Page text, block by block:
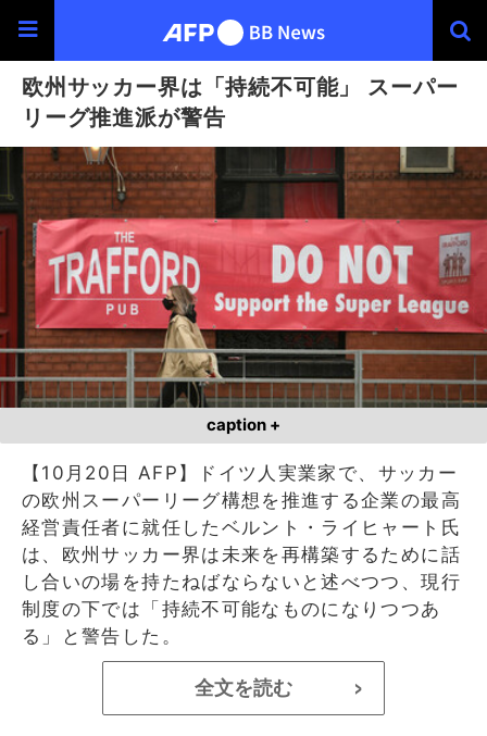
欧州サッカー界は「持続不可能」 スーパー
リーグ推進派が警告
caption +
【10月20日 AFP】ドイツ人実業家で、サッカー
の欧州スーパーリーグ構想を推進する企業の最高
経営責任者に就任したベルント・ライヒャート氏
は、欧州サッカー界は未来を再構築するために話
し合いの場を持たねばならないと述べつつ、現行
制度の下では「持続不可能なものになりつつあ
る」と警告した。
全文を読む >